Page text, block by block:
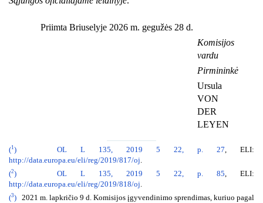
Priimta Briuselyje 2026 m. gegužės 28 d.
Komisijos
vardu
Pirmininkė
Ursula
VON
DER
LEYEN
(1 ) OL L 135, 2019 5 22, p. 27, ELI:
http://data.europa.eu/eli/reg/2019/817/oj.
(2) OL L 135, 2019 5 22, p. 85, ELI:
http://data.europa.eu/eli/reg/2019/818/oj.
(3) 2021 m. lapkričio 9 d. Komisijos įgyvendinimo sprendimas, kuriuo pagal